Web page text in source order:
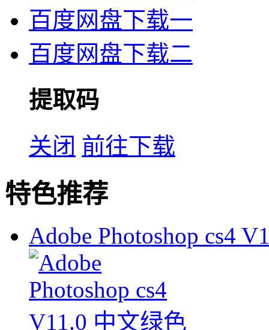
百度网盘下载一
百度网盘下载二
提取码
关闭 前往下载
特色推荐
Adobe Photoshop cs4